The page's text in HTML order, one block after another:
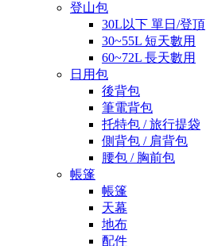
登山包
30L以下 單日/登頂
30~55L 短天數用
60~72L 長天數用
日用包
後背包
筆電背包
托特包 / 旅行提袋
側背包 / 肩背包
腰包 / 胸前包
帳篷
帳篷
天幕
地布
配件